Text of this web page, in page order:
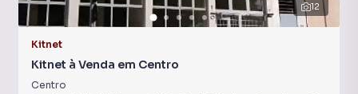
12
Kitnet
Kitnet à Venda em Centro
Centro